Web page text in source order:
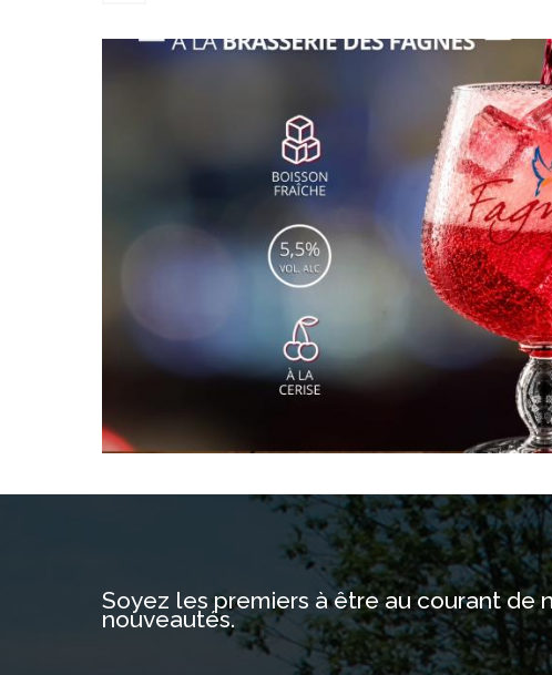
Soyez les premiers à être au courant de
nouveautés.